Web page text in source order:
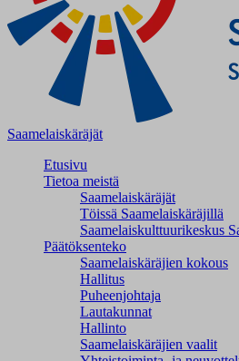
Saamelaiskäräjät
Etusivu
Tietoa meistä
Saamelaiskäräjät
Töissä Saamelaiskäräjillä
Saamelaiskulttuuri­keskus
Päätöksenteko
Saamelaiskäräjien kokous
Hallitus
Puheenjohtaja
Lautakunnat
Hallinto
Saamelaiskäräjien vaalit